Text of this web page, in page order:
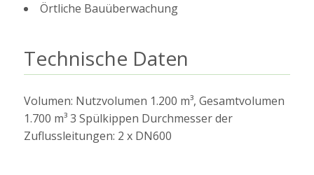
Örtliche Bauüberwachung
Technische Daten
Volumen: Nutzvolumen 1.200 m³, Gesamtvolumen
1.700 m³ 3 Spülkippen Durchmesser der
Zuflussleitungen: 2 x DN600